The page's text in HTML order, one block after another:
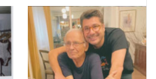
όταν οι δύο παίκτες
χρήση σημαδούρας,
που έπλεε με
τους αντιλήφθηκε